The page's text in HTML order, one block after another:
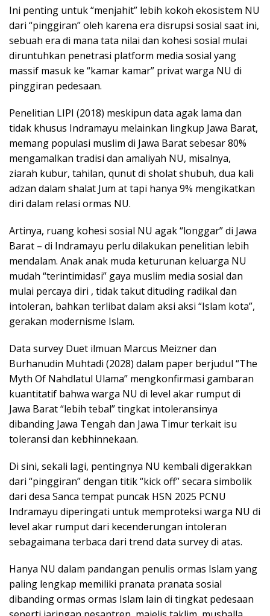
Ini penting untuk “menjahit” lebih kokoh ekosistem NU
dari “pinggiran” oleh karena era disrupsi sosial saat ini,
sebuah era di mana tata nilai dan kohesi sosial mulai
diruntuhkan penetrasi platform media sosial yang
massif masuk ke “kamar kamar” privat warga NU di
pinggiran pedesaan.
Penelitian LIPI (2018) meskipun data agak lama dan
tidak khusus Indramayu melainkan lingkup Jawa Barat,
memang populasi muslim di Jawa Barat sebesar 80%
mengamalkan tradisi dan amaliyah NU, misalnya,
ziarah kubur, tahilan, qunut di sholat shubuh, dua kali
adzan dalam shalat Jum at tapi hanya 9% mengikatkan
diri dalam relasi ormas NU.
Artinya, ruang kohesi sosial NU agak “longgar” di Jawa
Barat – di Indramayu perlu dilakukan penelitian lebih
mendalam. Anak anak muda keturunan keluarga NU
mudah “terintimidasi” gaya muslim media sosial dan
mulai percaya diri , tidak takut dituding radikal dan
intoleran, bahkan terlibat dalam aksi aksi “Islam kota”,
gerakan modernisme Islam.
Data survey Duet ilmuan Marcus Meizner dan
Burhanudin Muhtadi (2028) dalam paper berjudul “The
Myth Of Nahdlatul Ulama” mengkonfirmasi gambaran
kuantitatif bahwa warga NU di level akar rumput di
Jawa Barat “lebih tebal” tingkat intoleransinya
dibanding Jawa Tengah dan Jawa Timur terkait isu
toleransi dan kebhinnekaan.
Di sini, sekali lagi, pentingnya NU kembali digerakkan
dari “pinggiran” dengan titik “kick off” secara simbolik
dari desa Sanca tempat puncak HSN 2025 PCNU
Indramayu diperingati untuk memproteksi warga NU di
level akar rumput dari kecenderungan intoleran
sebagaimana terbaca dari trend data survey di atas.
Hanya NU dalam pandangan penulis ormas Islam yang
paling lengkap memiliki pranata pranata sosial
dibanding ormas ormas Islam lain di tingkat pedesaan